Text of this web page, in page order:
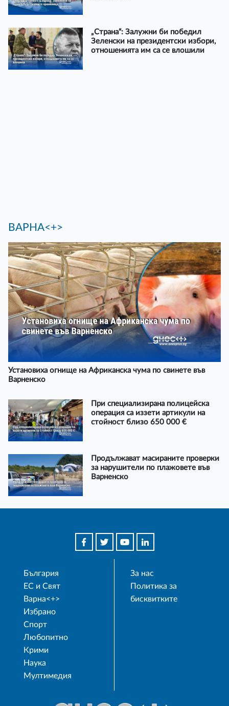
„Страна“: Залужни би победил
Зеленски на президентски избори,
отношенията им са се влошили
ВАРНА<+>
Установиха огнище на Африканска чума по свинете във
Варненско
При специализирана полицейска
операция са иззети артикули на
стойност близо 650 000 €
Продължават масираните проверки
за нарушители по плажовете във
Варненско
България
ЕС и Свят
Варна<+>
Избрано
Спорт
Любопитно
Крими
Наука
Мултимедия
За нас
Политика за
бисквитките